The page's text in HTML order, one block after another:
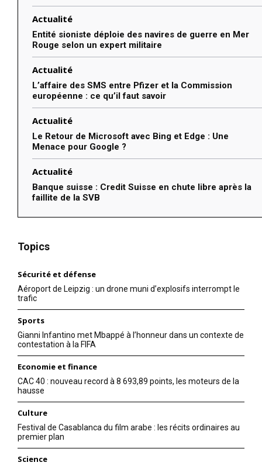
Actualité
Entité sioniste déploie des navires de guerre en Mer
Rouge selon un expert militaire
Actualité
L’affaire des SMS entre Pfizer et la Commission
européenne : ce qu’il faut savoir
Actualité
Le Retour de Microsoft avec Bing et Edge : Une
Menace pour Google ?
Actualité
Banque suisse : Credit Suisse en chute libre après la
faillite de la SVB
Topics
Sécurité et défense
Aéroport de Leipzig : un drone muni d’explosifs interrompt le
trafic
Sports
Gianni Infantino met Mbappé à l’honneur dans un contexte de
contestation à la FIFA
Economie et finance
CAC 40 : nouveau record à 8 693,89 points, les moteurs de la
hausse
Culture
Festival de Casablanca du film arabe : les récits ordinaires au
premier plan
Science